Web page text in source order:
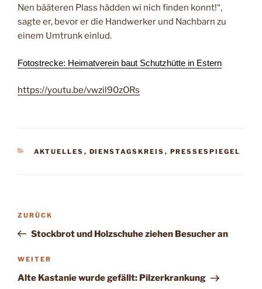
Nen bääteren Plass hädden wi nich finden konnt!“,
sagte er, bevor er die Handwerker und Nachbarn zu
einem Umtrunk einlud.
Fotostrecke: Heimatverein baut Schutzhütte in Estern
https://youtu.be/vwzil90zORs
KATEGORIEN
AKTUELLES , DIENSTAGSKREIS , PRESSESPIEGEL
Beitragsnavigation
Vorheriger
Beitrag
ZURÜCK
Stockbrot und Holzschuhe ziehen Besucher an
Nächster
Beitrag
WEITER
Alte Kastanie wurde gefällt: Pilzerkrankung